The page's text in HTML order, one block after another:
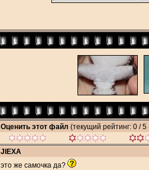
Оценить этот файл (текущий рейтинг: 0 / 5
JIEXA
это же самочка да?